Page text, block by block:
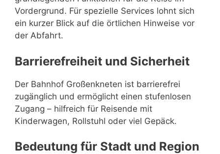
Vordergrund. Für spezielle Services lohnt sich
ein kurzer Blick auf die örtlichen Hinweise vor
der Abfahrt.
Barrierefreiheit und Sicherheit
Der Bahnhof Großenkneten ist barrierefrei
zugänglich und ermöglicht einen stufenlosen
Zugang – hilfreich für Reisende mit
Kinderwagen, Rollstuhl oder viel Gepäck.
Bedeutung für Stadt und Region